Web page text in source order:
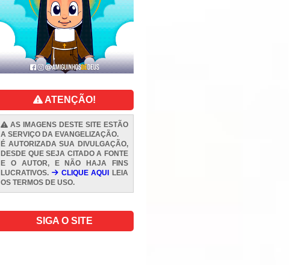
ATENÇÃO!
AS IMAGENS DESTE SITE ESTÃO
A SERVIÇO DA EVANGELIZAÇÃO.
É AUTORIZADA SUA DIVULGAÇÃO,
DESDE QUE SEJA CITADO A FONTE
E O AUTOR, E NÃO HAJA FINS
LUCRATIVOS.
CLIQUE AQUI
LEIA
OS TERMOS DE USO.
SIGA O SITE